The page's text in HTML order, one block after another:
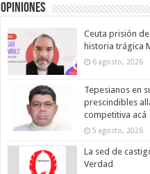
Opiniones
Ceuta prisión
historia trágica
6 agosto, 2026
Tepesianos en
prescindibles
competitiva acá
5 agosto, 2026
La sed de
Verdad